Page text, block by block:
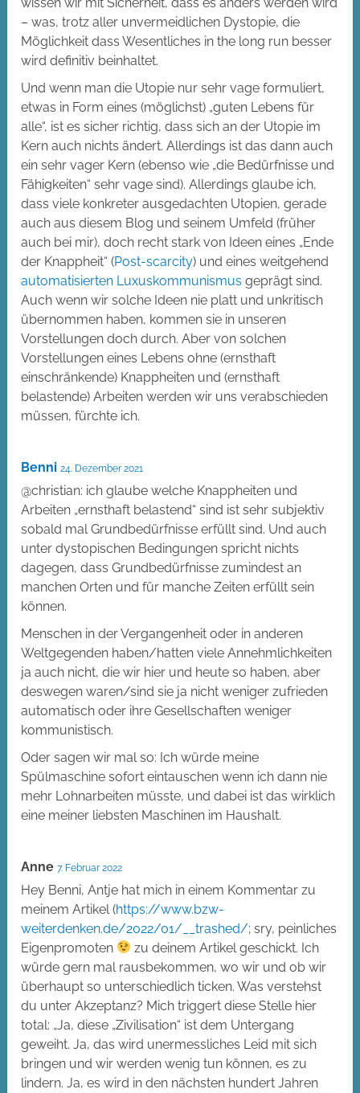
– was, trotz aller unvermeidlichen Dystopie, die
Möglichkeit dass Wesentliches in the long run besser
wird definitiv beinhaltet.
Und wenn man die Utopie nur sehr vage formuliert,
etwas in Form eines (möglichst) „guten Lebens für
alle“, ist es sicher richtig, dass sich an der Utopie im
Kern auch nichts ändert. Allerdings ist das dann auch
ein sehr vager Kern (ebenso wie „die Bedürfnisse und
Fähigkeiten“ sehr vage sind). Allerdings glaube ich,
dass viele konkreter ausgedachten Utopien, gerade
auch aus diesem Blog und seinem Umfeld (früher
auch bei mir), doch recht stark von Ideen eines „Ende
der Knappheit“ (Post-scarcity) und eines weitgehend
automatisierten Luxuskommunismus geprägt sind.
Auch wenn wir solche Ideen nie platt und unkritisch
übernommen haben, kommen sie in unseren
Vorstellungen doch durch. Aber von solchen
Vorstellungen eines Lebens ohne (ernsthaft
einschränkende) Knappheiten und (ernsthaft
belastende) Arbeiten werden wir uns verabschieden
müssen, fürchte ich.
Benni 24. Dezember 2021
@christian: ich glaube welche Knappheiten und
Arbeiten „ernsthaft belastend“ sind ist sehr subjektiv
sobald mal Grundbedürfnisse erfüllt sind. Und auch
unter dystopischen Bedingungen spricht nichts
dagegen, dass Grundbedürfnisse zumindest an
manchen Orten und für manche Zeiten erfüllt sein
können.
Menschen in der Vergangenheit oder in anderen
Weltgegenden haben/hatten viele Annehmlichkeiten
ja auch nicht, die wir hier und heute so haben, aber
deswegen waren/sind sie ja nicht weniger zufrieden
automatisch oder ihre Gesellschaften weniger
kommunistisch.
Oder sagen wir mal so: Ich würde meine
Spülmaschine sofort eintauschen wenn ich dann nie
mehr Lohnarbeiten müsste, und dabei ist das wirklich
eine meiner liebsten Maschinen im Haushalt.
Anne 7. Februar 2022
Hey Benni, Antje hat mich in einem Kommentar zu
meinem Artikel (https://www.bzw-
weiterdenken.de/2022/01/__trashed/; sry, peinliches
Eigenpromoten
zu deinem Artikel geschickt. Ich
würde gern mal rausbekommen, wo wir und ob wir
überhaupt so unterschiedlich ticken. Was verstehst
du unter Akzeptanz? Mich triggert diese Stelle hier
total: „Ja, diese „Zivilisation“ ist dem Untergang
geweiht. Ja, das wird unermessliches Leid mit sich
bringen und wir werden wenig tun können, es zu
lindern. Ja, es wird in den nächsten hundert Jahren